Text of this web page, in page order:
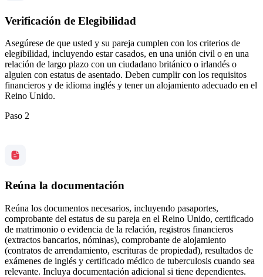
Verificación de Elegibilidad
Asegúrese de que usted y su pareja cumplen con los criterios de
elegibilidad, incluyendo estar casados, en una unión civil o en una
relación de largo plazo con un ciudadano británico o irlandés o
alguien con estatus de asentado. Deben cumplir con los requisitos
financieros y de idioma inglés y tener un alojamiento adecuado en el
Reino Unido.
Paso 2
Reúna la documentación
Reúna los documentos necesarios, incluyendo pasaportes,
comprobante del estatus de su pareja en el Reino Unido, certificado
de matrimonio o evidencia de la relación, registros financieros
(extractos bancarios, nóminas), comprobante de alojamiento
(contratos de arrendamiento, escrituras de propiedad), resultados de
exámenes de inglés y certificado médico de tuberculosis cuando sea
relevante. Incluya documentación adicional si tiene dependientes.